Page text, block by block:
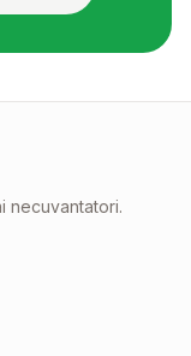
necuvantatori.